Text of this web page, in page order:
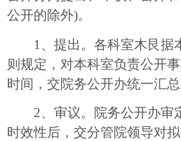
公开的除外)。
1、提出。各科室木艮据
则规定，对本科室负责公开
时间，交院务公开办统一汇总
2、审议。院务公开办审
时效性后，交分管院领导对